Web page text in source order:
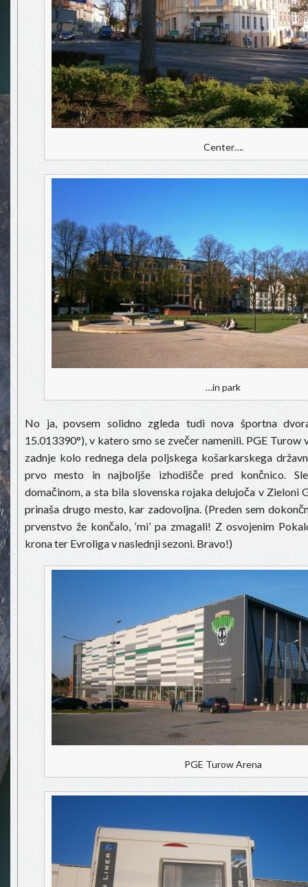
Center….
…in park
No ja, povsem solidno zgleda tudi nova športna
15.013390°), v katero smo se zvečer namenili. PGE Turow
zadnje kolo rednega dela poljskega košarkarskega
prvo mesto in najboljše izhodišče pred končnico.
domačinom, a sta bila slovenska rojaka delujoča v Zieloni
prinaša drugo mesto, kar zadovoljna. (Preden sem
prvenstvo že končalo, ‘mi’ pa zmagali! Z osvojenim
krona ter Evroliga v naslednji sezoni. Bravo!)
PGE Turow Arena